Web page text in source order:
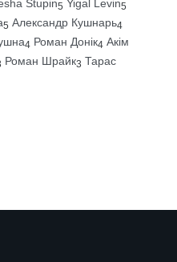
Stupin5 Yigal Levin5
5 Александр Кушнарь4
4 Роман Донік4 Акім
Роман Шрайк3 Тарас